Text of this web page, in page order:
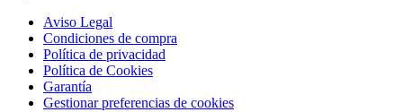
Aviso Legal
Condiciones de compra
Política de privacidad
Política de Cookies
Garantía
Gestionar preferencias de cookies